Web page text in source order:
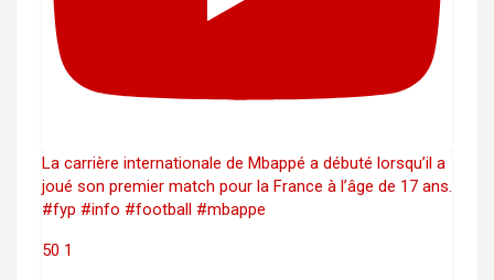
La carrière internationale de Mbappé a débuté lorsqu’il a
joué son premier match pour la France à l’âge de 17 ans.
#fyp #info #football #mbappe
50 1